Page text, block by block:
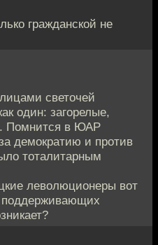
гражданской не
светочей
один: загорелые,
Помнится в ЮАР
демократию и против
тоталитарным
леволюционеры вот